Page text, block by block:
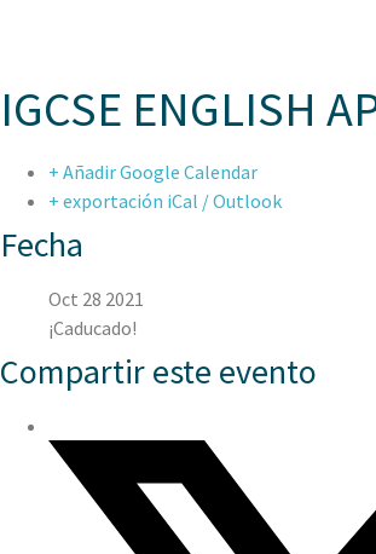
IGCSE ENGLISH
+ Añadir Google Calendar
+ exportación iCal / Outlook
Fecha
Oct 28 2021
¡Caducado!
Compartir este evento